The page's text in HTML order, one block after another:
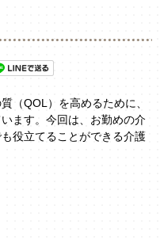
（QOL）を高めるために、
ます。今回は、お勤めの介
役立てることができる介護